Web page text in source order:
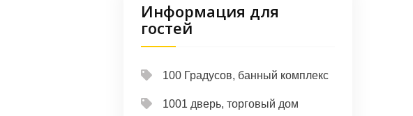
Информация для
гостей
100 Градусов, банный комплекс
1001 дверь, торговый дом